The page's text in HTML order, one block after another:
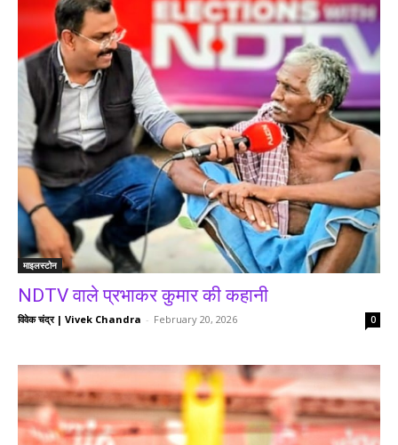
माइलस्टोन
NDTV वाले प्रभाकर कुमार की कहानी
विवेक चंद्र | Vivek Chandra - February 20, 2026 0